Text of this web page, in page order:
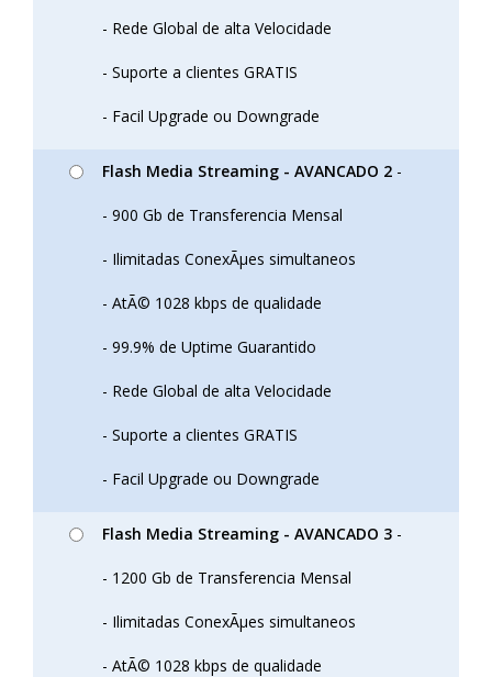
- Rede Global de alta Velocidade
- Suporte a clientes GRATIS
- Facil Upgrade ou Downgrade
Flash Media Streaming - AVANCADO 2 -
- 900 Gb de Transferencia Mensal
- Ilimitadas ConexÃµes simultaneos
- AtÃ© 1028 kbps de qualidade
- 99.9% de Uptime Guarantido
- Rede Global de alta Velocidade
- Suporte a clientes GRATIS
- Facil Upgrade ou Downgrade
Flash Media Streaming - AVANCADO 3 -
- 1200 Gb de Transferencia Mensal
- Ilimitadas ConexÃµes simultaneos
- AtÃ© 1028 kbps de qualidade